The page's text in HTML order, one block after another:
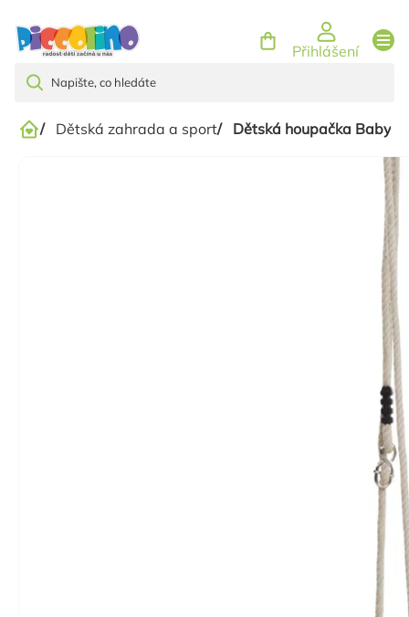
Přihlášení
Domů
/ Dětská zahrada a sport/ Dětská houpačka Baby